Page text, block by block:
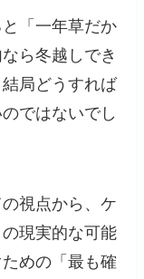
「一年草だか
ら冬越しでき
局どうすれば
ではないでし
視点から、ケ
現実的な可能
めの「最も確